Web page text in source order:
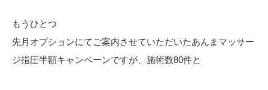
もうひとつ
先月オプションにてご案内させていただいたあんまマッサー
ジ指圧半額キャンペーンですが、施術数80件と